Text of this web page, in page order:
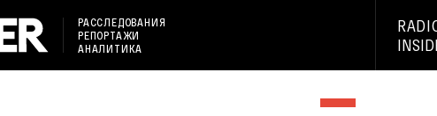
РАССЛЕДОВАНИЯ
РЕПОРТАЖИ
АНАЛИТИКА